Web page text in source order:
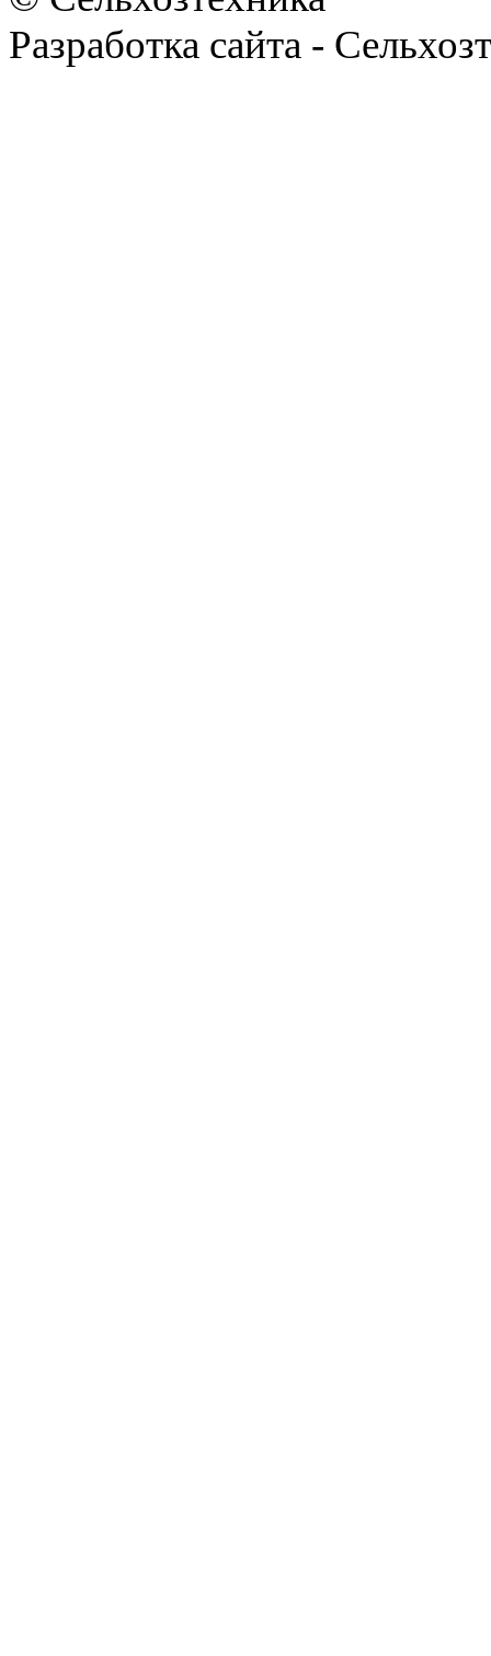
Разработка сайта -